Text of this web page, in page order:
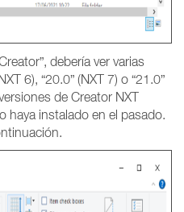
debería ver varias
6), “20.0” (NXT 7) o “21.0”
de Creator NXT
haya instalado en el pasado.